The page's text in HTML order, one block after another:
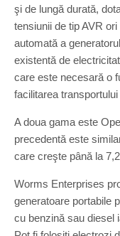
şi de lungă durată,
tensiunii de tip AVR
automată a
existentă de
care este necesară o
facilitarea
A doua gama este
precedentă este
care creşte până la
Worms Enterprises
generatoare portabile
cu benzină sau diesel